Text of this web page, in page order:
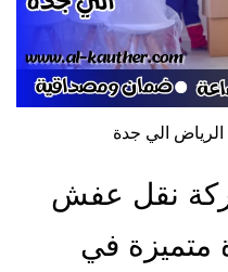
الي جدة
نقل عفش
متميزة في